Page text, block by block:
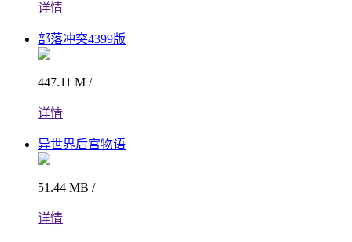
详情
部落冲突4399版
447.11 M /
详情
异世界后宫物语
51.44 MB /
详情